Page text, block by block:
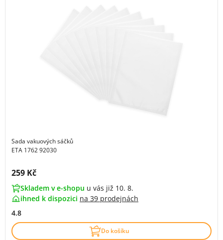
Sada vakuových sáčků
ETA 1762 92030
Cena s DPH:
259 Kč
Skladem v e-shopu u vás již 10. 8.
ihned k dispozici na 39 prodejnách
4.8
Do košíku